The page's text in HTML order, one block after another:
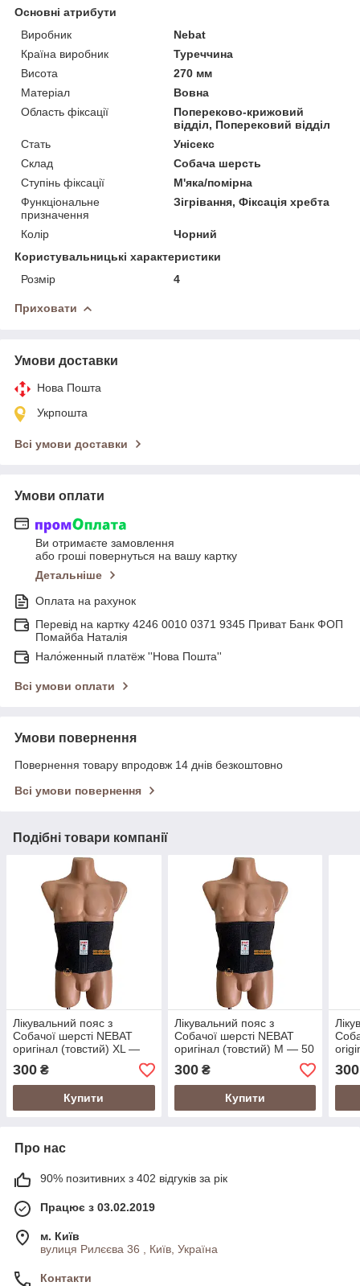
Основні атрибути
Виробник
Nebat
Країна виробник
Туреччина
Висота
270 мм
Матеріал
Вовна
Область фіксації
Попереково-крижовий
відділ, Поперековий відділ
Стать
Унісекс
Склад
Собача шерсть
Ступінь фіксації
М'яка/помірна
Функціональне
призначення
Зігрівання, Фіксація хребта
Колір
Чорний
Користувальницькі характеристики
Розмір
4
Приховати
Умови доставки
Нова Пошта
Укрпошта
Всі умови доставки
Умови оплати
Ви отримаєте замовлення
або гроші повернуться на вашу картку
Детальніше
Оплата на рахунок
Перевід на картку 4246 0010 0371 9345 Приват Банк ФОП
Помайба Наталія
Нало́женный платёж ''Нова Пошта''
Всі умови оплати
Умови повернення
Повернення товару впродовж 14 днів безкоштовно
Всі умови повернення
Подібні товари компанії
Лікувальний пояс з
Собачої шерсті NEBAT
оригінал (товстий) XL ―
54 р
300 ₴
Купити
Лікувальний пояс з
Собачої шерсті NEBAT
оригінал (товстий) M ― 50
р
300₴
Купити
300
Про нас
90% позитивних з 402 відгуків за рік
Працює з 03.02.2019
м. Київ
вулиця Рилєєва 36 , Київ, Україна
Контакти